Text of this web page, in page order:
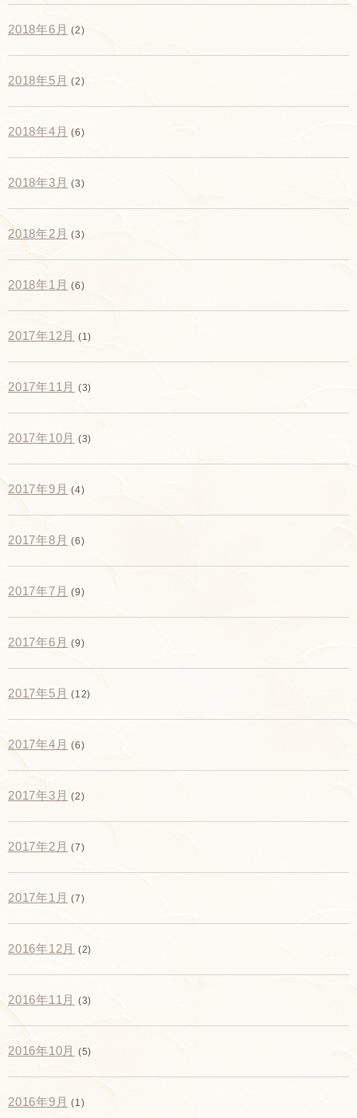
2018年6月 (2)
2018年5月 (2)
2018年4月 (6)
2018年3月 (3)
2018年2月 (3)
2018年1月 (6)
2017年12月 (1)
2017年11月 (3)
2017年10月 (3)
2017年9月 (4)
2017年8月 (6)
2017年7月 (9)
2017年6月 (9)
2017年5月 (12)
2017年4月 (6)
2017年3月 (2)
2017年2月 (7)
2017年1月 (7)
2016年12月 (2)
2016年11月 (3)
2016年10月 (5)
2016年9月 (1)